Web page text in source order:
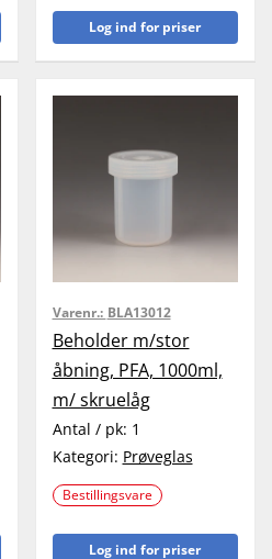
Log ind for priser
Varenr.: BLA13012
Beholder m/stor
åbning, PFA, 1000ml,
m/ skruelåg
Antal / pk: 1
Kategori: Prøveglas
Bestillingsvare
Log ind for priser